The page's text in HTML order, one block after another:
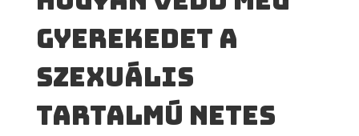
gyerekedet a
szexuális
tartalmú netes